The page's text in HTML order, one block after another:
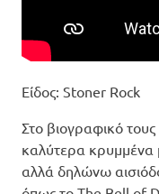
Είδος: Stoner Rock
Στο βιογραφικό
καλύτερα κρυμμένα
αλλά δηλώνω